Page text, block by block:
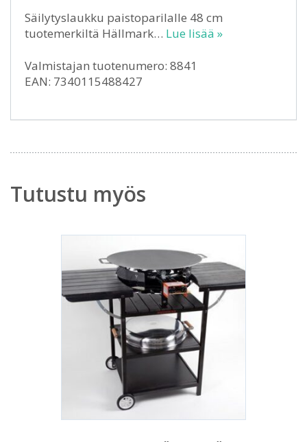
Säilytyslaukku paistoparilalle 48 cm
tuotemerkiltä Hällmark… Lue lisää »
Valmistajan tuotenumero: 8841
EAN: 7340115488427
Tutustu myös